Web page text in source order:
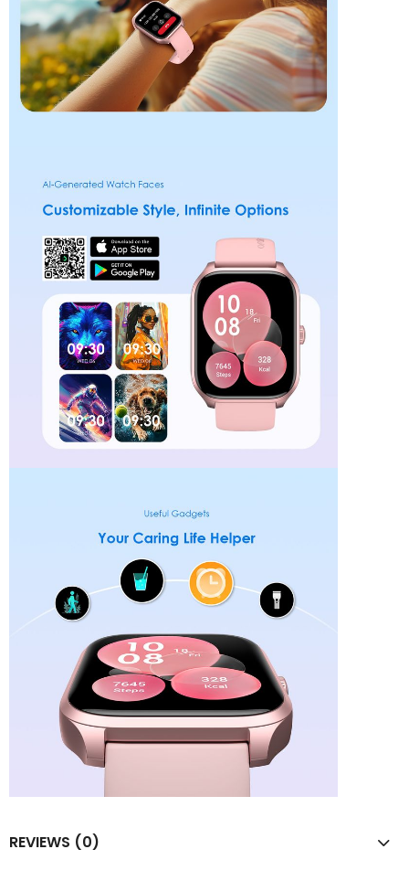
REVIEWS (0)